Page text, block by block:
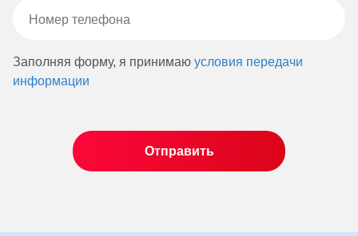
Заполняя форму, я принимаю условия передачи
информации